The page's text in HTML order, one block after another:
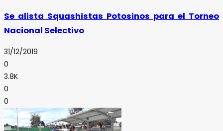
Se alista Squashistas Potosinos para el Torneo
Nacional Selectivo
31/12/2019
0
3.8K
0
0